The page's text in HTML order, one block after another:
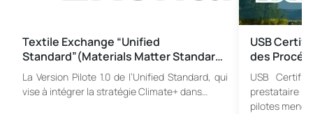
Textile Exchange “Unified
Standard”(Materials Matter Standar…
La Version Pilote 1.0 de l’Unified Standard, qui
vise à intégrer la stratégie Climate+ dans…
USB
des
USB
prestataire
pilotes